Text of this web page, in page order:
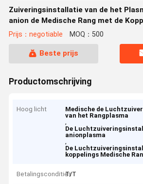
Zuiveringsinstallatie van de het
anion de Medische Rang met de
Kindslot
Prijs：negotiable MOQ：500
Beste prijs
Productomschrijving
Hoog licht
Medische de
van het Rangplasma
,
De
anionplasma
,
De
koppelings Medische
Betalingscondities
T/T